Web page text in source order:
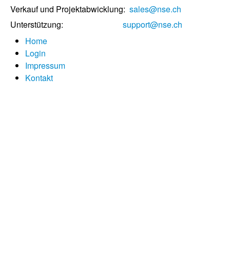
Verkauf und Projektabwicklung: sales@nse.ch
Unterstützung: support@nse.ch
Home
Login
Impressum
Kontakt